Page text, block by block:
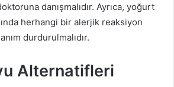
danışmalıdır. Ayrıca, yoğurt
herhangi bir alerjik reaksiyon
durdurulmalıdır.
Alternatifleri